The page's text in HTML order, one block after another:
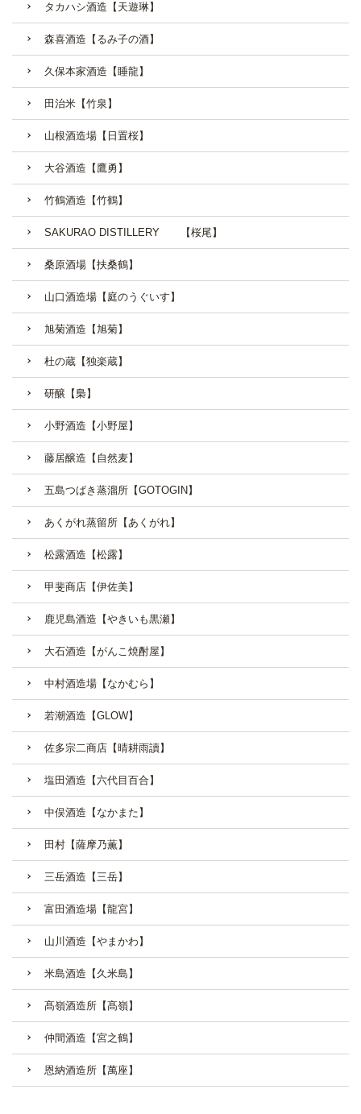
タカハシ酒造【天遊琳】
森喜酒造【るみ子の酒】
久保本家酒造【睡龍】
田治米【竹泉】
山根酒造場【日置桜】
大谷酒造【鷹勇】
竹鶴酒造【竹鶴】
SAKURAO DISTILLERY 【桜尾】
桑原酒場【扶桑鶴】
山口酒造場【庭のうぐいす】
旭菊酒造【旭菊】
杜の蔵【独楽蔵】
研醸【梟】
小野酒造【小野屋】
藤居醸造【自然麦】
五島つばき蒸溜所【GOTOGIN】
あくがれ蒸留所【あくがれ】
松露酒造【松露】
甲斐商店【伊佐美】
鹿児島酒造【やきいも黒瀬】
大石酒造【がんこ焼酎屋】
中村酒造場【なかむら】
若潮酒造【GLOW】
佐多宗二商店【晴耕雨讀】
塩田酒造【六代目百合】
中俣酒造【なかまた】
田村【薩摩乃薫】
三岳酒造【三岳】
富田酒造場【龍宮】
山川酒造【やまかわ】
米島酒造【久米島】
髙嶺酒造所【髙嶺】
仲間酒造【宮之鶴】
恩納酒造所【萬座】